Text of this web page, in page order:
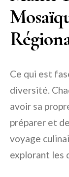
Ce qui est
diversité.
avoir sa
préparer et
voyage
explorant les